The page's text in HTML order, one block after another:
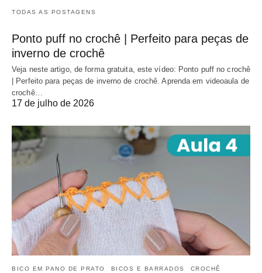
TODAS AS POSTAGENS
Ponto puff no crochê | Perfeito para peças de
inverno de crochê
Veja neste artigo, de forma gratuita, este vídeo: Ponto puff no crochê
| Perfeito para peças de inverno de crochê. Aprenda em videoaula de
crochê…
17 de julho de 2026
BICO EM PANO DE PRATO BICOS E BARRADOS CROCHÊ